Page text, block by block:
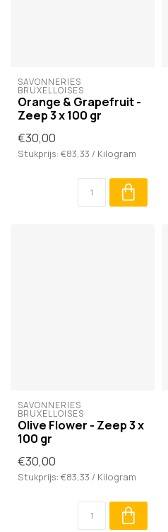
SAVONNERIES
BRUXELLOISES
Orange & Grapefruit -
Zeep 3 x 100 gr
€30,00
Stukprijs: €83,33 / Kilogram
SAVONNERIES
BRUXELLOISES
Olive Flower - Zeep 3 x
100 gr
€30,00
Stukprijs: €83,33 / Kilogram